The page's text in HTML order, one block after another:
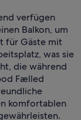
verfügen
Balkon, um
für Gäste mit
was sie
die während
Fælled
komfortablen